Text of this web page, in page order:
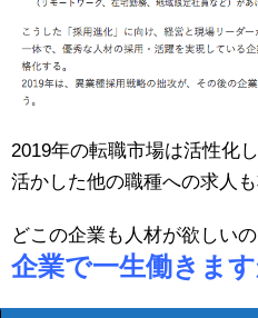
2019年の転職市場は活性化
活かした他の職種への求人
どこの企業も人材が欲しいの
企業で一生働きます